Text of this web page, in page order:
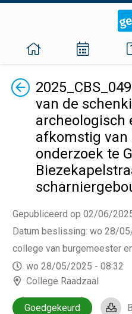
Terug
van de
archeologisch
afkomstig van
onderzoek te
Gepubliceerd op 02/06/
Datum beslissing: wo 28/
college van burgemeester
wo 28/05/2025 - 08:32
College Raadzaal
Goedgekeurd